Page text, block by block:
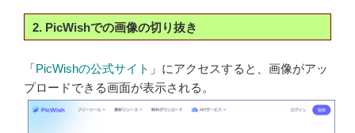
2. PicWishでの画像の切り抜き
「PicWishの公式サイト 」にアクセスすると、画像がアッ
プロードできる画面が表示される。